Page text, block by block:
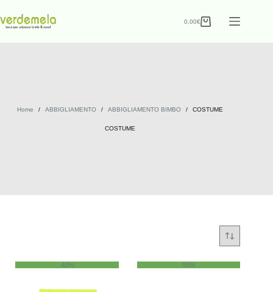
0,00€
Home / ABBIGLIAMENTO / ABBIGLIAMENTO BIMBO / COSTUME
COSTUME
-40% -50%